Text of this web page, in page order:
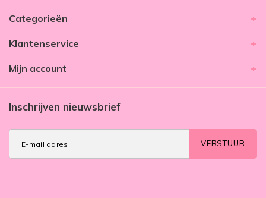
Categorieën
Klantenservice
Mijn account
Inschrijven nieuwsbrief
VERSTUUR